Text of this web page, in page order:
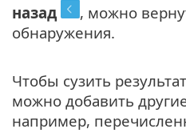
назад
, можно
обнаружения.
Чтобы сузить
можно добавить
например,